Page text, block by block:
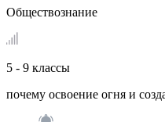
Обществознание
5 - 9 классы
почему освоение огня и